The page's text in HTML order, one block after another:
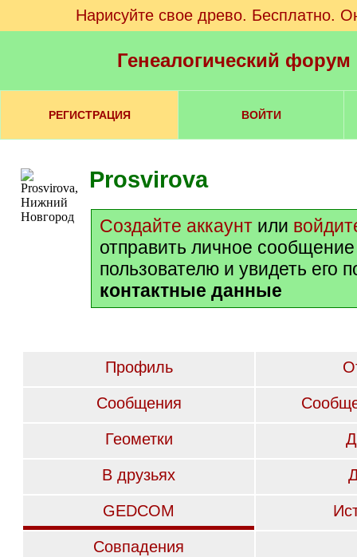
Нарисуйте свое древо. Бесплатно.
Генеалогический
РЕГИСТРАЦИЯ ВОЙТИ
Prosvirova
Создайте аккаунт или
отправить личное
пользователю и увидеть его
контактные данные
Профиль
Сообщения
Геометки
В друзьях
GEDCOM
Совпадения